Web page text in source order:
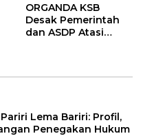
ORGANDA KSB
Desak Pemerintah
dan ASDP Atasi
Lema Bariri: Profil,
Penegakan Hukum